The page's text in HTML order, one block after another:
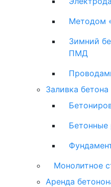
Методом
Зимний
ПМД
Заливка бетона
Бетонные
Монолитное
Аренда